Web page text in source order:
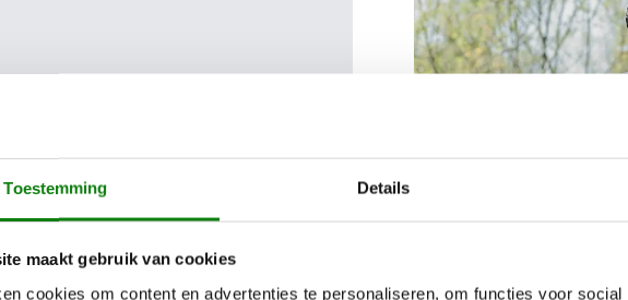
Toestemming Details
maakt gebruik van cookies
cookies om content en advertenties te personaliseren, om functies voor